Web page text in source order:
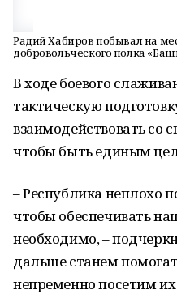
Радий Хабиров побывал на
добровольческого полка
В ходе боевого
тактическую
взаимодействовать со
чтобы быть единым
– Республика неплохо
чтобы обеспечивать
необходимо, –
дальше станем
непременно посетим